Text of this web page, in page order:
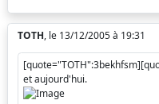
TOTH, le 13/12/2005 à 19:31
et aujourd'hui.